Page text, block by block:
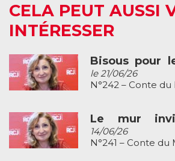
CELA PEUT AUSSI
INTÉRESSER
Bisous pour
le 21/06/26
N°242 – Conte
Le mur
14/06/26
N°241 – Conte du